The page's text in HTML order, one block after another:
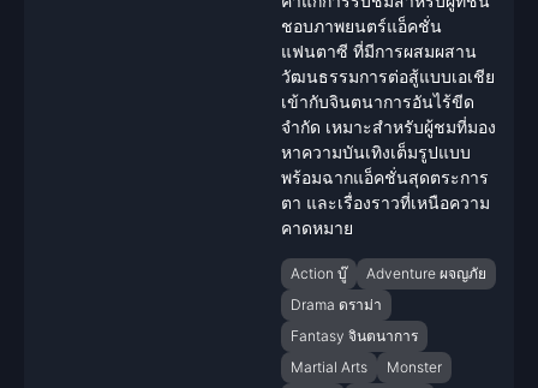
ชอบภาพยนตร์แอ็คชั่น
แฟนตาซี ที่มีการผสมผสาน
วัฒนธรรมการต่อสู้แบบเอเชีย
เข้ากับจินตนาการอันไร้ขีด
จำกัด เหมาะสำหรับผู้ชมที่มอง
หาความบันเทิงเต็มรูปแบบ
พร้อมฉากแอ็คชั่นสุดตระการ
ตา และเรื่องราวที่เหนือความ
คาดหมาย
Action บู๊
Adventure ผจญภัย
Drama ดราม่า
Fantasy จินตนาการ
Martial Arts
Monster